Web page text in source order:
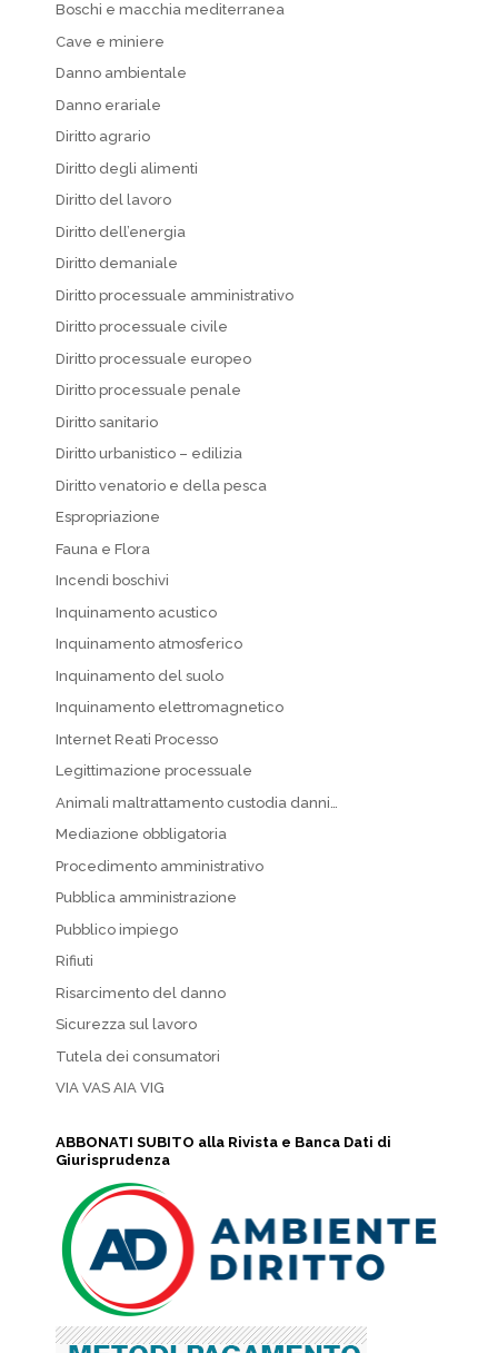
Boschi e macchia mediterranea
Cave e miniere
Danno ambientale
Danno erariale
Diritto agrario
Diritto degli alimenti
Diritto del lavoro
Diritto dell’energia
Diritto demaniale
Diritto processuale amministrativo
Diritto processuale civile
Diritto processuale europeo
Diritto processuale penale
Diritto sanitario
Diritto urbanistico – edilizia
Diritto venatorio e della pesca
Espropriazione
Fauna e Flora
Incendi boschivi
Inquinamento acustico
Inquinamento atmosferico
Inquinamento del suolo
Inquinamento elettromagnetico
Internet Reati Processo
Legittimazione processuale
Animali maltrattamento custodia danni…
Mediazione obbligatoria
Procedimento amministrativo
Pubblica amministrazione
Pubblico impiego
Rifiuti
Risarcimento del danno
Sicurezza sul lavoro
Tutela dei consumatori
VIA VAS AIA VIG
ABBONATI SUBITO alla Rivista e Banca Dati di
Giurisprudenza